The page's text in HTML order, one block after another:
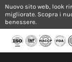
Vai
contenuto
Nuovo sito web, look
migliorate. Scopra i
benessere.